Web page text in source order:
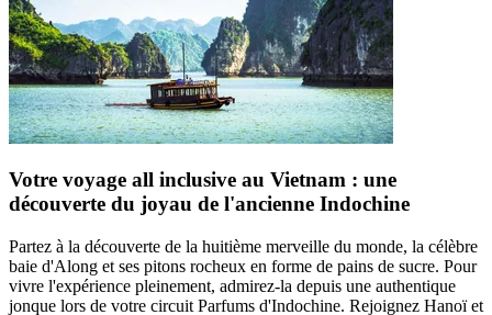
Votre voyage all inclusive au Vietnam : une
découverte du joyau de l'ancienne Indochine
Partez à la découverte de la huitième merveille du monde, la célèbre
baie d'Along et ses pitons rocheux en forme de pains de sucre. Pour
vivre l'expérience pleinement, admirez-la depuis une authentique
jonque lors de votre circuit Parfums d'Indochine. Rejoignez Hanoï et